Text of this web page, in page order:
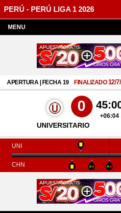
PERÚ - PERÚ LIGA 1 2026
MENU
APERTURA | FECHA 19 FINALIZADO 12/
UNIVERSITARIO
0
+06:04
UNI
CHN